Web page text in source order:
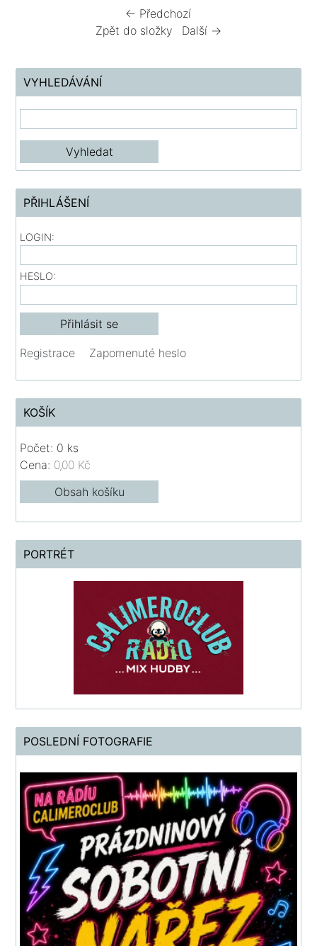
← Předchozí
Zpět do složky
Další →
VYHLEDÁVÁNÍ
PŘIHLÁŠENÍ
LOGIN:
HESLO:
Registrace Zapomenuté heslo
KOŠÍK
Počet: 0 ks
Cena: 0,00 Kč
Obsah košíku
PORTRÉT
POSLEDNÍ FOTOGRAFIE